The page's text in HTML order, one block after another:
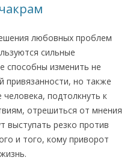
любовных проблем
сильные
способны изменить не
привязанности, но также
подтолкнуть к
отрешиться от мнения
выступать резко против
и того, кому приворот